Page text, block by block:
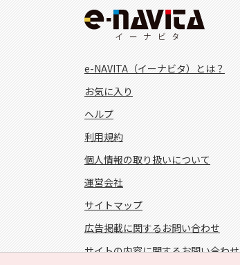
e-NAVITA（イーナビタ）とは？
お気に入り
ヘルプ
利用規約
個人情報の取り扱いについて
運営会社
サイトマップ
広告掲載に関するお問い合わせ
サイトの内容に関するお問い合わせ